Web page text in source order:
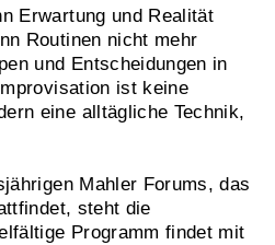
Erwartung und Realität
Routinen nicht mehr
und Entscheidungen in
ist keine
eine alltägliche Technik,
Mahler Forums, das
steht die
Programm findet mit